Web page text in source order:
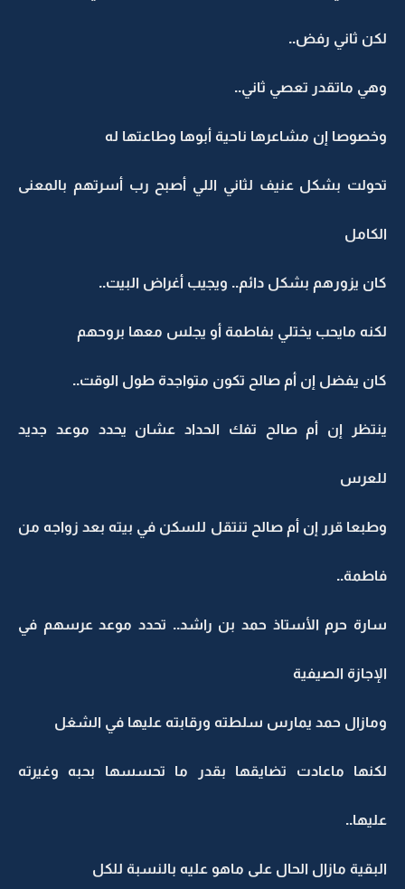
لكن ثاني رفض..
وهي ماتقدر تعصي ثاني..
وخصوصا إن مشاعرها ناحية أبوها وطاعتها له
تحولت بشكل عنيف لثاني اللي أصبح رب أسرتهم بالمعنى
الكامل
كان يزورهم بشكل دائم.. ويجيب أغراض البيت..
لكنه مايحب يختلي بفاطمة أو يجلس معها بروحهم
كان يفضل إن أم صالح تكون متواجدة طول الوقت..
ينتظر إن أم صالح تفك الحداد عشان يحدد موعد جديد
للعرس
وطبعا قرر إن أم صالح تنتقل للسكن في بيته بعد زواجه من
فاطمة..
سارة حرم الأستاذ حمد بن راشد.. تحدد موعد عرسهم في
الإجازة الصيفية
ومازال حمد يمارس سلطته ورقابته عليها في الشغل
لكنها ماعادت تضايقها بقدر ما تحسسها بحبه وغيرته
عليها..
البقية مازال الحال على ماهو عليه بالنسبة للكل